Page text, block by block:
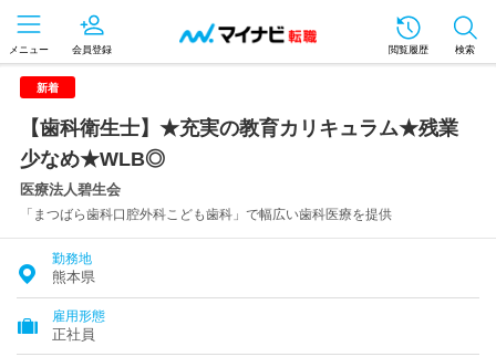
メニュー 会員登録 閲覧履歴 検索
新着
【歯科衛生士】★充実の教育カリキュラム★残業
少なめ★WLB◎
医療法人碧生会
「まつばら歯科口腔外科こども歯科」で幅広い歯科医療を提供
勤務地
熊本県
雇用形態
正社員